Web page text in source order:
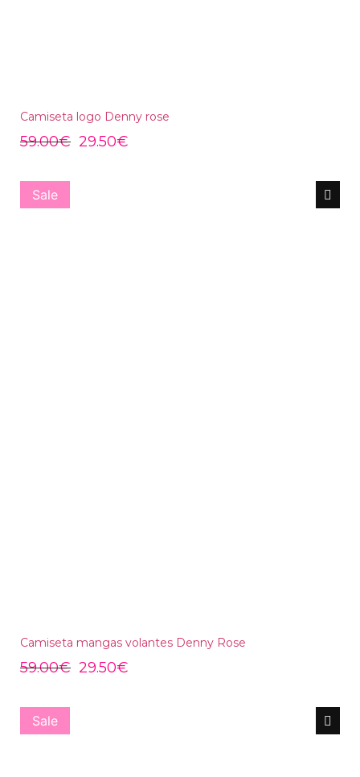
Camiseta logo Denny rose
59.00€ 29.50€
Sale
Camiseta mangas volantes Denny Rose
59.00€ 29.50€
Sale